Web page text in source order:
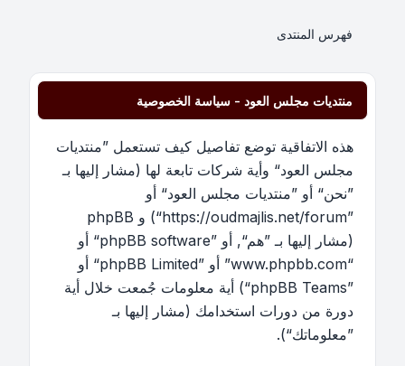
فهرس المنتدى
منتديات مجلس العود - سياسة الخصوصية
هذه الاتفاقية توضع تفاصيل كيف تستعمل ”منتديات
مجلس العود“ وأية شركات تابعة لها (مشار إليها بـ
”نحن“ أو ”منتديات مجلس العود“ أو
”https://oudmajlis.net/forum“) و phpBB
(مشار إليها بـ ”هم“, أو ”phpBB software“ أو
“www.phpbb.com” أو ”phpBB Limited“ أو
”phpBB Teams“) أية معلومات جُمعت خلال أية
دورة من دورات استخدامك (مشار إليها بـ
”معلوماتك“).